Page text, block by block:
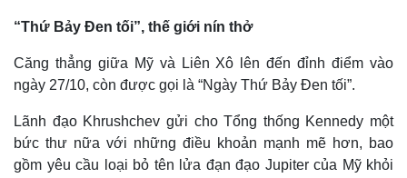
“Thứ Bảy Đen tối”, thế giới nín thở
Căng thẳng giữa Mỹ và Liên Xô lên đến đỉnh điểm vào
ngày 27/10, còn được gọi là “Ngày Thứ Bảy Đen tối”.
Lãnh đạo Khrushchev gửi cho Tổng thống Kennedy một
bức thư nữa với những điều khoản mạnh mẽ hơn, bao
gồm yêu cầu loại bỏ tên lửa đạn đạo Jupiter của Mỹ khỏi